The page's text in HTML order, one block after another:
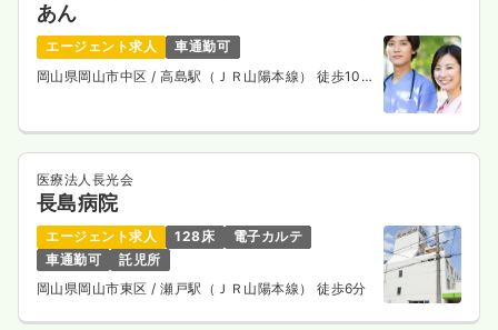
一般病院
給与 28.5万円
時間 8:30～17:00
（休憩60分）
日祝休み
オンコールあり
第二新卒可
月給40万円以上可
あん
エージェント求人
車通勤可
岡山県岡山市中区 / 高島駅（ＪＲ山陽本線） 徒歩10
医療法人長光会
長島病院
エージェント求人 128床
電子カルテ
車通勤可
託児所
岡山県岡山市東区/ 瀬戸駅（ＪＲ山陽本線） 徒歩6分